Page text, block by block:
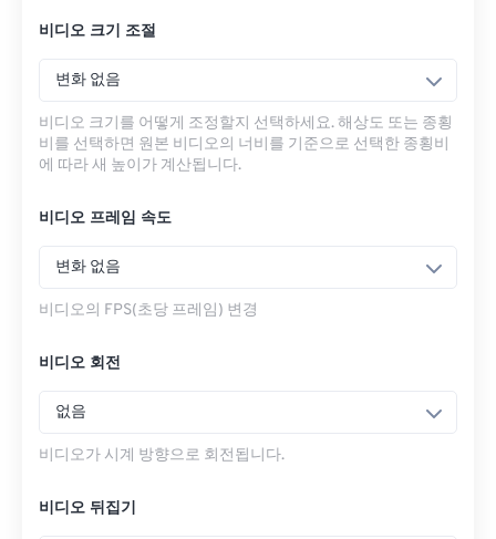
비디오 크기 조절
변화 없음
비디오 크기를 어떻게 조정할지 선택하세요. 해상도 또는 종횡
비를 선택하면 원본 비디오의 너비를 기준으로 선택한 종횡비
에 따라 새 높이가 계산됩니다.
비디오 프레임 속도
변화 없음
비디오의 FPS(초당 프레임) 변경
비디오 회전
없음
비디오가 시계 방향으로 회전됩니다.
비디오 뒤집기